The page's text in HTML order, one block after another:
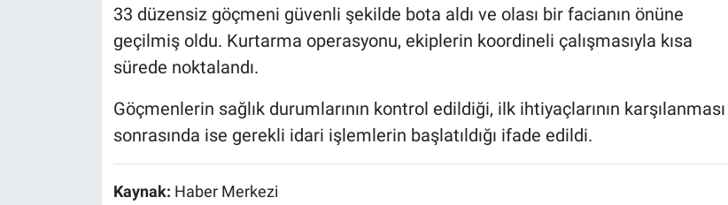
33 düzensiz göçmeni güvenli şekilde bota aldı ve olası bir facianın önüne
geçilmiş oldu. Kurtarma operasyonu, ekiplerin koordineli çalışmasıyla kısa
sürede noktalandı.
Göçmenlerin sağlık durumlarının kontrol edildiği, ilk ihtiyaçlarının karşılanması
sonrasında ise gerekli idari işlemlerin başlatıldığı ifade edildi.
Kaynak: Haber Merkezi